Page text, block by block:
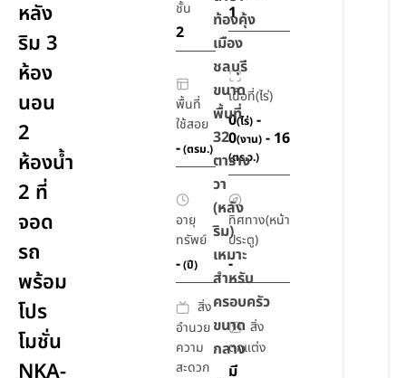
หลัง
ริม 3
ห้อง
นอน
2
ห้องน้ำ
2 ที่
จอด
รถ
พร้อม
โปร
โมชั่น
ชั้น
2
1
พื้นที่
ใช้สอย
-(ตรม.)
เนื้อที่(ไร่)
0(ไร่) -
0(งาน) - 16
(ตร.ว.)
อายุ
ทรัพย์
-(ปี)
ทิศทาง(หน้า
ประตู)
-
สิ่ง
อำนวย
ความ
สะดวก
สิ่ง
ตกแต่ง
มี
ท้องคุ้ง
เมือง
ชลบุรี
ขนาด
พื้นที่
32
ตาราง
วา
(หลัง
ริม)
เหมาะ
สำหรับ
ครอบครัว
ขนาด
กลาง